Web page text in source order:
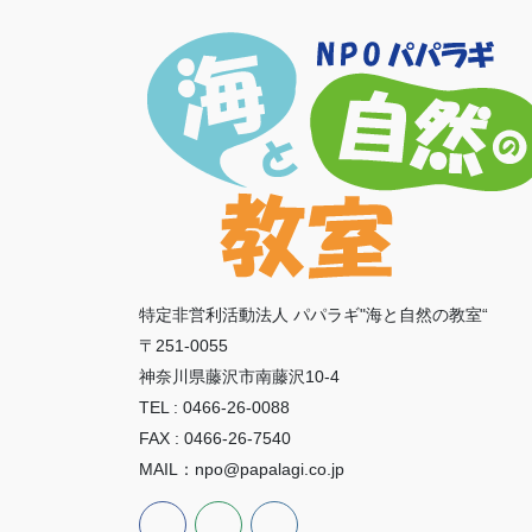
特定非営利活動法人 パパラギ"海と自然の教室“
〒251-0055
神奈川県藤沢市南藤沢10-4
TEL : 0466-26-0088
FAX : 0466-26-7540
MAIL：npo@papalagi.co.jp